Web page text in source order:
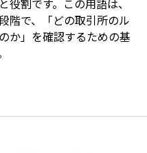
役割です。この用語は、
階で、「どの取引所のル
か」を確認するための基